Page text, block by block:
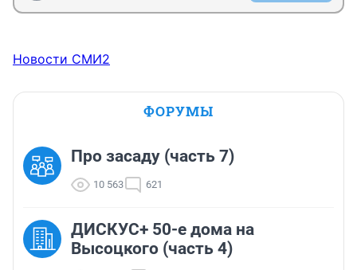
Новости СМИ2
ФОРУМЫ
Про засаду (часть 7)
10 563 621
ДИСКУС+ 50-е дома на
Высоцкого (часть 4)